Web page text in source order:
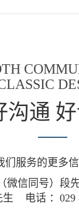
沟通
们服务的更多
微信同号）段
生 电话 ：029